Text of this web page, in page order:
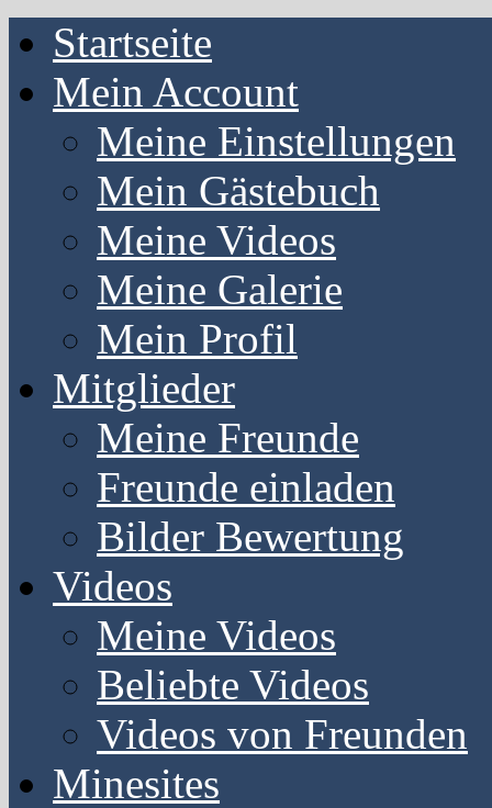
Startseite
Mein Account
Meine Einstellungen
Mein Gästebuch
Meine Videos
Meine Galerie
Mein Profil
Mitglieder
Meine Freunde
Freunde einladen
Bilder Bewertung
Videos
Meine Videos
Beliebte Videos
Videos von Freunden
Minesites